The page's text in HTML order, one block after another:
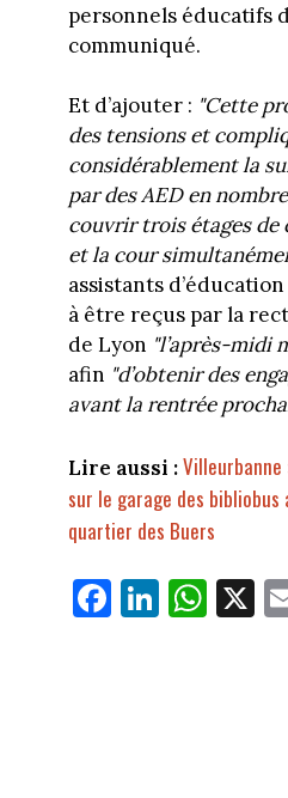
personnels éducatifs
communiqué.
Et d’ajouter : "Cette
des tensions et
considérablement la
par des AED en
couvrir trois étages de
et la cour
assistants
à être reçus par la
de Lyon "l’après-midi
afin "d’obtenir des
avant la rentrée
Lire aussi :
sur le garage des bibliobus
quartier des Buers
Fa
ce
Li
nk
W
ha
X